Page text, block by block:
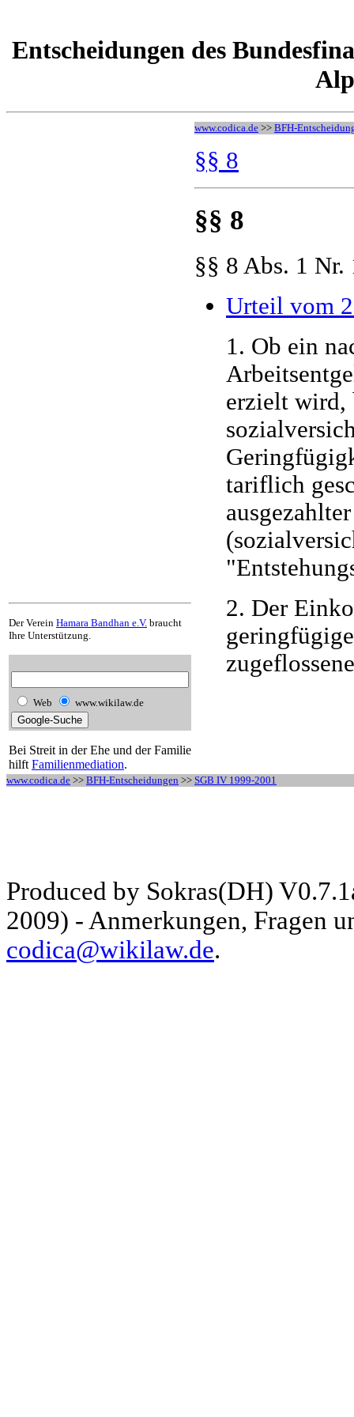
Entscheidungen des
Der Verein Hamara Bandhan e.V. braucht
Ihre Unterstützung.
Web www.wikilaw.de
Bei Streit in der Ehe und der Familie
hilft Familienmediation.
www.codica.de >> BFH-
§§ 8
§§ 8
§§ 8 Abs. 1
Urteil vom
1. Ob ein
erzielt wird,
tariflich
2. Der
www.codica.de >> BFH-Entscheidungen >> SGB IV 1999-2001
Produced by Sokras(DH)
2009) - Anmerkungen, Fragen
codica@wikilaw.de.